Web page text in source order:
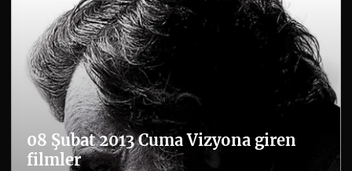
08 Şubat 2013 Cuma Vizyona giren
filmler